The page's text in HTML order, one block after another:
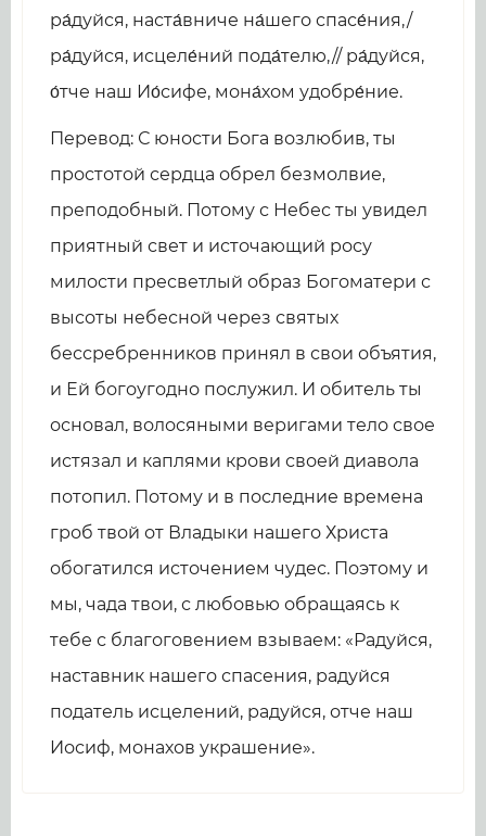
ра́дуйся, наста́вниче на́шего спасе́ния,/
ра́дуйся, исцеле́ний пода́телю,// ра́дуйся,
о́тче наш Ио́сифе, мона́хом удобре́ние.
Перевод: С юности Бога возлюбив, ты
простотой сердца обрел безмолвие,
преподобный. Потому с Небес ты увидел
приятный свет и источающий росу
милости пресветлый образ Богоматери с
высоты небесной через святых
бессребренников принял в свои объятия,
и Ей богоугодно послужил. И обитель ты
основал, волосяными веригами тело свое
истязал и каплями крови своей диавола
потопил. Потому и в последние времена
гроб твой от Владыки нашего Христа
обогатился источением чудес. Поэтому и
мы, чада твои, с любовью обращаясь к
тебе с благоговением взываем: «Радуйся,
наставник нашего спасения, радуйся
податель исцелений, радуйся, отче наш
Иосиф, монахов украшение».